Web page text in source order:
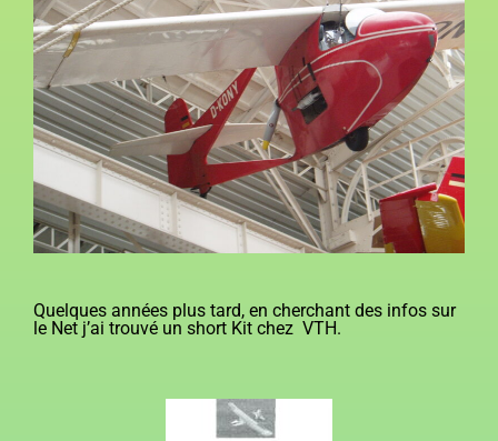
Quelques années plus tard, en cherchant des infos sur
le Net j’ai trouvé un short Kit chez VTH.